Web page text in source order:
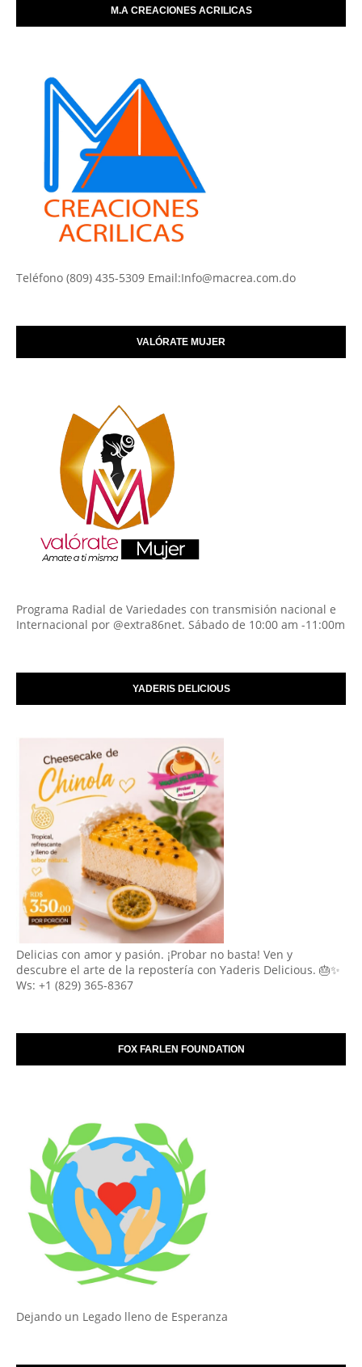
M.A CREACIONES ACRILICAS
Teléfono (809) 435-5309 Email:Info@macrea.com.do
VALÓRATE MUJER
Programa Radial de Variedades con transmisión nacional e
Internacional por @extra86net. Sábado de 10:00 am -11:00m
YADERIS DELICIOUS
Delicias con amor y pasión. ¡Probar no basta! Ven y
descubre el arte de la repostería con Yaderis Delicious. 🎂✨
Ws: +1 (829) 365-8367
FOX FARLEN FOUNDATION
Dejando un Legado lleno de Esperanza